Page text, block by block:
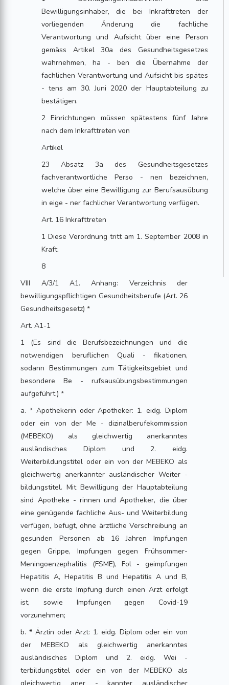
Bewilligungsinhaber, die bei Inkrafttreten der
vorliegenden Änderung die fachliche
Verantwortung und Aufsicht über eine Person
gemäss Artikel 30a des Gesundheitsgesetzes
wahrnehmen, ha - ben die Übernahme der
fachlichen Verantwortung und Aufsicht bis spätes
- tens am 30. Juni 2020 der Hauptabteilung zu
bestätigen.
2 Einrichtungen müssen spätestens fünf Jahre
nach dem Inkrafttreten von
Artikel
23 Absatz 3a des Gesundheitsgesetzes
fachverantwortliche Perso - nen bezeichnen,
welche über eine Bewilligung zur Berufsausübung
in eige - ner fachlicher Verantwortung verfügen.
Art. 16 Inkrafttreten
1 Diese Verordnung tritt am 1. September 2008 in
Kraft.
8
VIII A/3/1 A1. Anhang: Verzeichnis der
bewilligungspflichtigen Gesundheitsberufe (Art. 26
Gesundheitsgesetz) *
Art. A1-1
1 (Es sind die Berufsbezeichnungen und die
notwendigen beruflichen Quali - fikationen,
sodann Bestimmungen zum Tätigkeitsgebiet und
besondere Be - rufsausübungsbestimmungen
aufgeführt.) *
a. * Apothekerin oder Apotheker: 1. eidg. Diplom
oder ein von der Me - dizinalberufekommission
(MEBEKO) als gleichwertig anerkanntes
ausländisches Diplom und 2. eidg.
Weiterbildungstitel oder ein von der MEBEKO als
gleichwertig anerkannter ausländischer Weiter -
bildungstitel. Mit Bewilligung der Hauptabteilung
sind Apotheke - rinnen und Apotheker, die über
eine genügende fachliche Aus- und Weiterbildung
verfügen, befugt, ohne ärztliche Verschreibung an
gesunden Personen ab 16 Jahren Impfungen
gegen Grippe, Impfungen gegen Frühsommer-
Meningoenzephalitis (FSME), Fol - geimpfungen
Hepatitis A, Hepatitis B und Hepatitis A und B,
wenn die erste Impfung durch einen Arzt erfolgt
ist, sowie Impfungen gegen Covid-19
vorzunehmen;
b. * Ärztin oder Arzt: 1. eidg. Diplom oder ein von
der MEBEKO als gleichwertig anerkanntes
ausländisches Diplom und 2. eidg. Wei -
terbildungstitel oder ein von der MEBEKO als